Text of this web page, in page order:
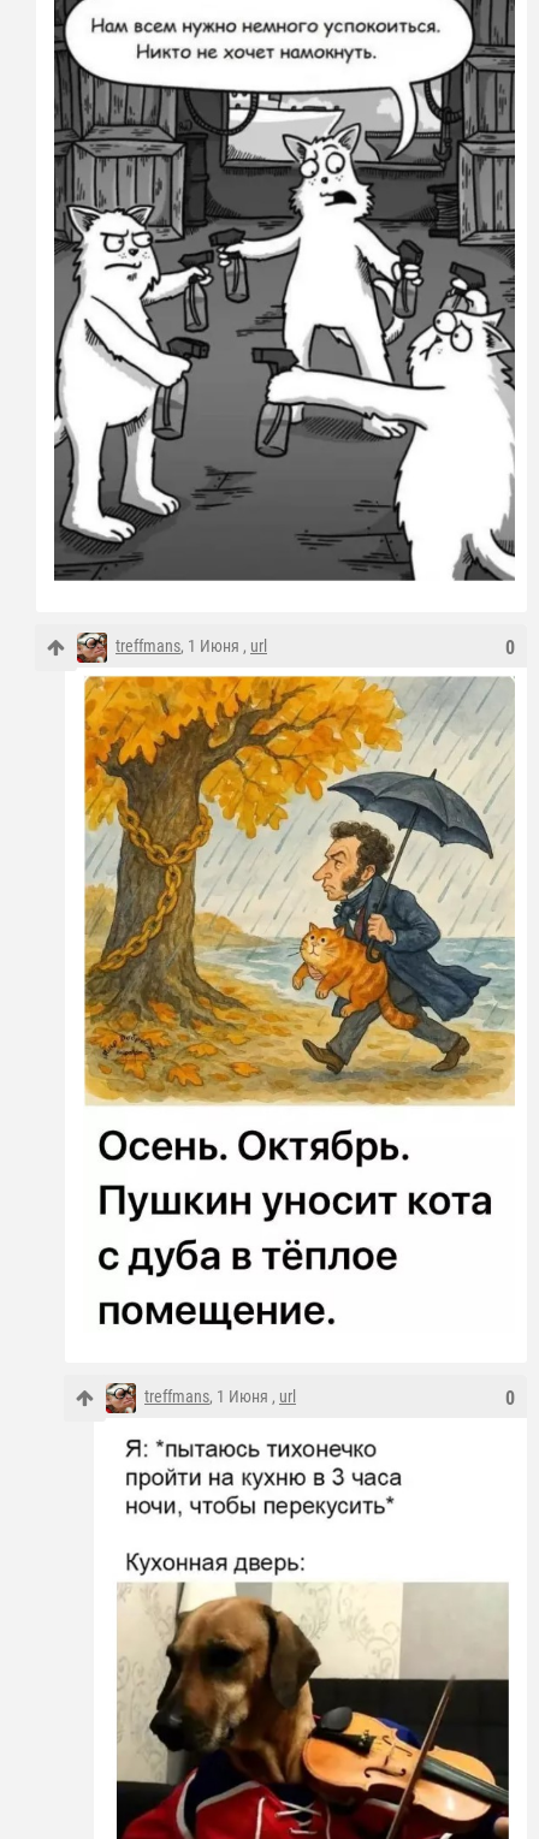
0
treffmans, 1 Июня , url
0
treffmans, 1 Июня , url